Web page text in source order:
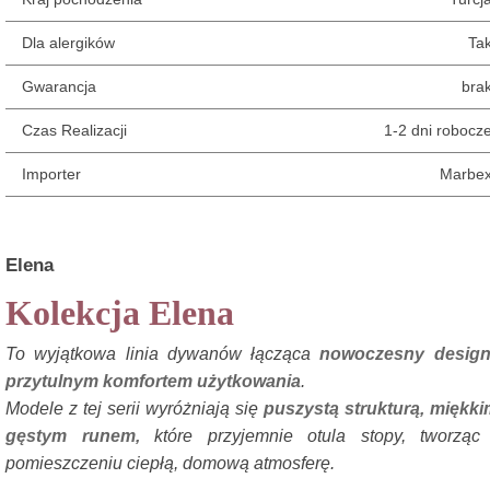
Dla alergików
Gwarancja
Czas Realizacji 1-2 dni robocze
Importer
Elena
Kolekcja Elena
To wyjątkowa linia dywanów łączącanowoczesny
przytulnym komfortem użytkowania.
Modele z tej serii wyróżniają się puszystą strukturą,
gęstym runem, które przyjemnie otula stopy,
pomieszczeniu ciepłą, domową atmosferę.